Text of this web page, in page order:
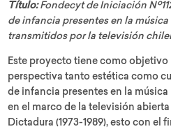
Título:Fondecyt de Iniciación
de infancia presentes en la
transmitidos por la televisión
Este proyecto tiene como objetivo
perspectiva tanto estética como
de infancia presentes en la
en el marco de la televisión
Dictadura (1973-1989), esto con el